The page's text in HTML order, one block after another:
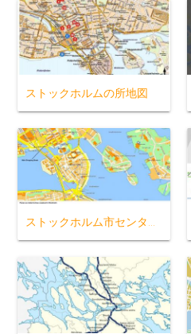
ストックホルムの所地図